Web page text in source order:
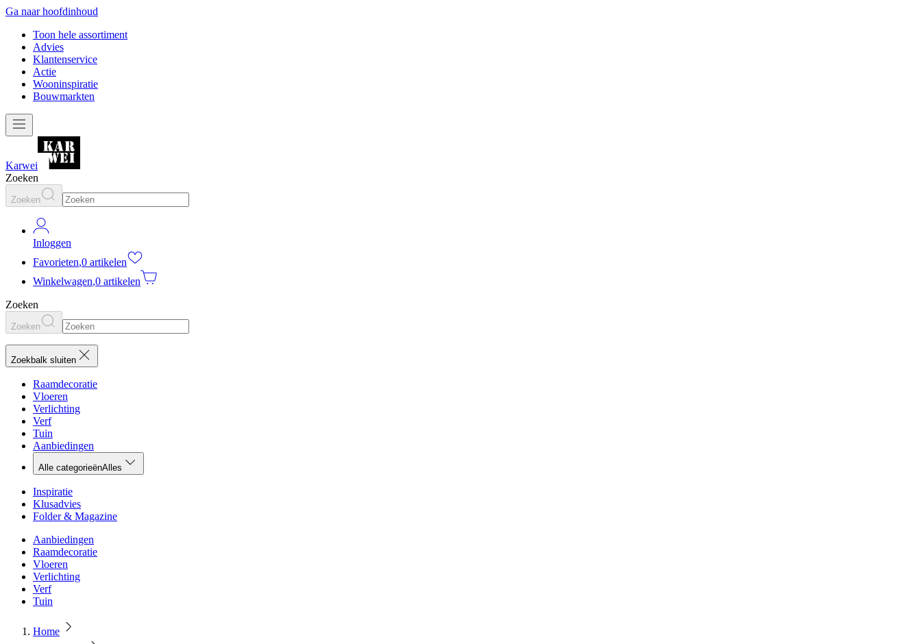
Ga naar hoofdinhoud
Toon hele assortiment
Advies
Klantenservice
Actie
Wooninspiratie
Bouwmarkten
Karwei
Zoeken
Zoeken
Inloggen
Favorieten,0 artikelen
Winkelwagen,0 artikelen
Zoeken
Zoeken
Zoekbalk sluiten
Raamdecoratie
Vloeren
Verlichting
Verf
Tuin
Aanbiedingen
Alle categorieënAlles
Inspiratie
Klusadvies
Folder & Magazine
Aanbiedingen
Raamdecoratie
Vloeren
Verlichting
Verf
Tuin
Home